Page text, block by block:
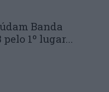
Banda
1º lugar...